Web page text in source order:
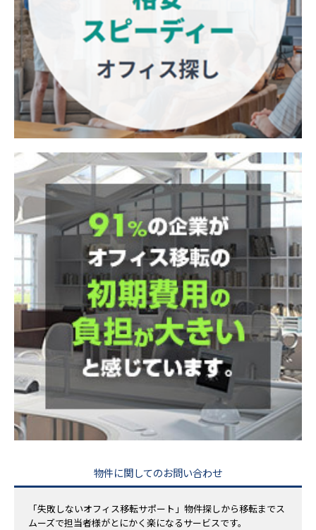
物件に関してのお問い合わせ
「失敗しないオフィス移転サポート」物件探しから移転までス
ムーズで担当者様がとにかく楽になるサービスです。